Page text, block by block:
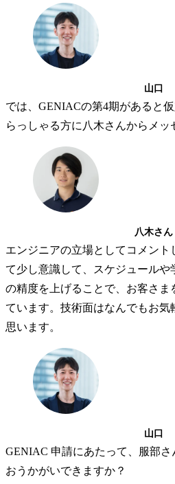
山口
では、GENIACの第4期があると
らっしゃる方に八木さんからメッ
八木さん
エンジニアの立場としてコメント
て少し意識して、スケジュール
の精度を上げることで、お客さま
ています。技術面はなんでもお気
思います。
山口
GENIAC 申請にあたって、服部
おうかがいできますか？